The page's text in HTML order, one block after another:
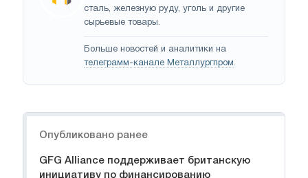
сталь, железную руду, уголь и другие
сырьевые товары.
Больше новостей и аналитики на
телеграмм-канале Металлургпром.
Опубликовано ранее
GFG Alliance поддерживает британскую
инициативу по финансированию